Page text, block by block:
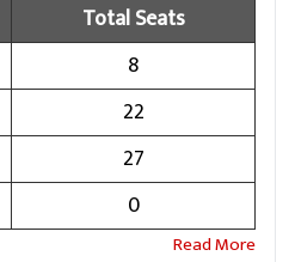
Total Seats
8
22
27
0